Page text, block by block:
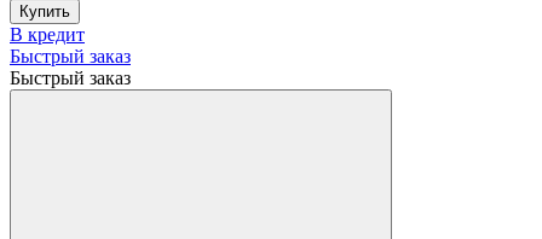
Купить
В кредит
Быстрый заказ
Быстрый заказ